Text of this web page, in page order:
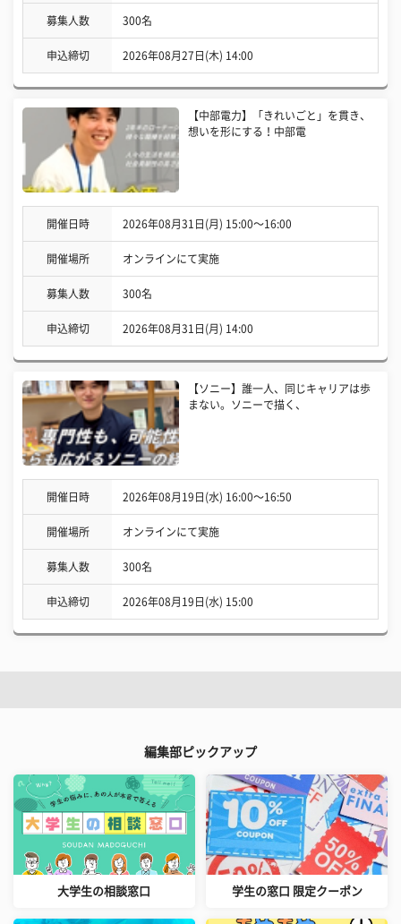
募集人数 300名
申込締切 2026年08月27日(木) 14:00
【中部電力】「きれいごと」を貫き、
想いを形にする！中部電
開催日時 2026年08月31日(月) 15:00〜16:00
開催場所 オンラインにて実施
募集人数 300名
申込締切 2026年08月31日(月) 14:00
【ソニー】誰一人、同じキャリアは歩
まない。ソニーで描く、
開催日時 2026年08月19日(水) 16:00〜16:50
開催場所 オンラインにて実施
募集人数 300名
申込締切 2026年08月19日(水) 15:00
編集部ピックアップ
大学生の相談窓口 学生の窓口 限定クーポン